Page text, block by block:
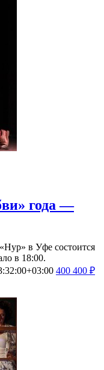
года —
в Уфе состоится
в 18:00.
400 400 ₽